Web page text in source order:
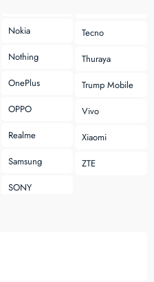
Nokia
Nothing
OnePlus
OPPO
Realme
Samsung
SONY
Tecno
Thuraya
Trump Mobile
Vivo
Xiaomi
ZTE